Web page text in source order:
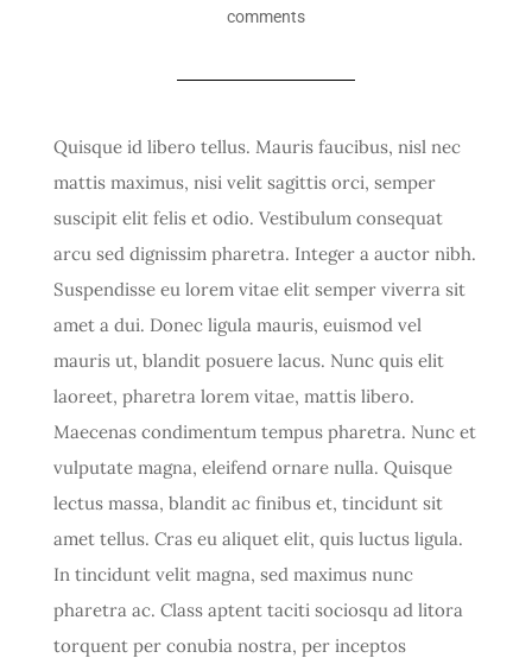
comments
Quisque id libero tellus. Mauris faucibus, nisl nec
mattis maximus, nisi velit sagittis orci, semper
suscipit elit felis et odio. Vestibulum consequat
arcu sed dignissim pharetra. Integer a auctor nibh.
Suspendisse eu lorem vitae elit semper viverra sit
amet a dui. Donec ligula mauris, euismod vel
mauris ut, blandit posuere lacus. Nunc quis elit
laoreet, pharetra lorem vitae, mattis libero.
Maecenas condimentum tempus pharetra. Nunc et
vulputate magna, eleifend ornare nulla. Quisque
lectus massa, blandit ac finibus et, tincidunt sit
amet tellus. Cras eu aliquet elit, quis luctus ligula.
In tincidunt velit magna, sed maximus nunc
pharetra ac. Class aptent taciti sociosqu ad litora
torquent per conubia nostra, per inceptos